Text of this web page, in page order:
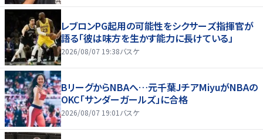
レブロンPG起用の可能性をシクサーズ指揮官が
語る「彼は味方を生かす能力に長けている」
2026/08/07 19:38バスケ
BリーグからNBAへ…元千葉JチアMiyuがNBAの
OKC「サンダーガールズ」に合格
2026/08/07 19:01 バスケ